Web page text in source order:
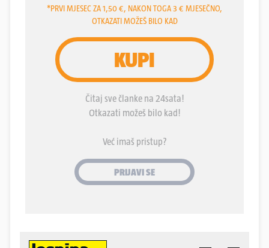
pomoć muškarcu koji nije davao znakove života, na
teren je krenuo tim helikoptera Helikopterske hitne
medicinske službe (HHMS-a) i zemaljski tim koji ga
nije mogao locirati.